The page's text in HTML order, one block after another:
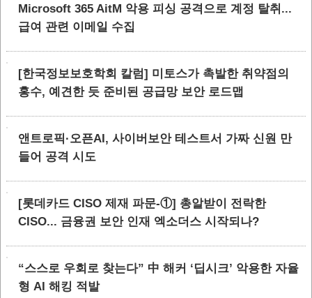
Microsoft 365 AitM 악용 피싱 공격으로 계정 탈취...
급여 관련 이메일 수집
[한국정보보호학회 칼럼] 미토스가 촉발한 취약점의
홍수, 예견한 듯 준비된 공급망 보안 로드맵
앤트로픽·오픈AI, 사이버보안 테스트서 가짜 신원 만
들어 공격 시도
[롯데카드 CISO 제재 파문-①] 총알받이 전락한
CISO... 금융권 보안 인재 엑소더스 시작되나?
“스스로 우회로 찾는다” 中 해커 ‘딥시크’ 악용한 자율
형 AI 해킹 적발